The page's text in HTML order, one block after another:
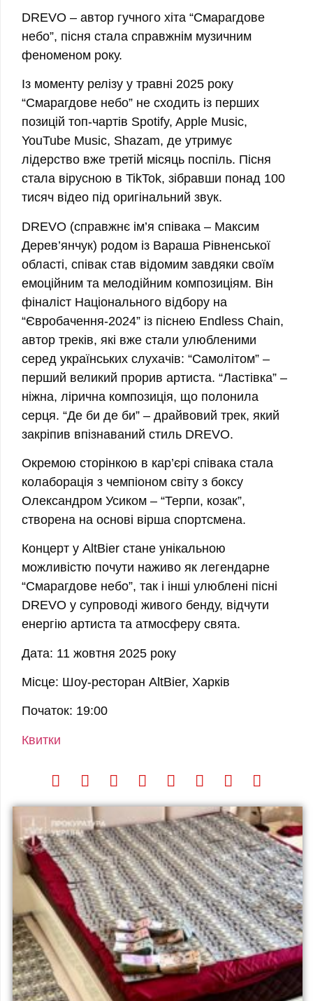
DREVO – автор гучного хіта “Смарагдове
небо”, пісня стала справжнім музичним
феноменом року.
Із моменту релізу у травні 2025 року
“Смарагдове небо” не сходить із перших
позицій топ-чартів Spotify, Apple Music,
YouTube Music, Shazam, де утримує
лідерство вже третій місяць поспіль. Пісня
стала вірусною в TikTok, зібравши понад 100
тисяч відео під оригінальний звук.
DREVO (справжнє ім’я співака – Максим
Дерев’янчук) родом із Вараша Рівненської
області, співак став відомим завдяки своїм
емоційним та мелодійним композиціям. Він
фіналіст Національного відбору на
“Євробачення-2024” із піснею Endless Chain,
автор треків, які вже стали улюбленими
серед українських слухачів: “Самолітом” –
перший великий прорив артиста. “Ластівка” –
ніжна, лірична композиція, що полонила
серця. “Де би де би” – драйвовий трек, який
закріпив впізнаваний стиль DREVO.
Окремою сторінкою в кар’єрі співака стала
колаборація з чемпіоном світу з боксу
Олександром Усиком – “Терпи, козак”,
створена на основі вірша спортсмена.
Концерт у AltBier стане унікальною
можливістю почути наживо як легендарне
“Смарагдове небо”, так і інші улюблені пісні
DREVO у супроводі живого бенду, відчути
енергію артиста та атмосферу свята.
Дата: 11 жовтня 2025 року
Місце: Шоу-ресторан AltBier, Харків
Початок: 19:00
Квитки